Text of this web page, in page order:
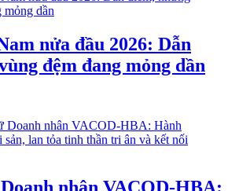
nửa đầu 2026: Dẫn
đệm đang mỏng dần